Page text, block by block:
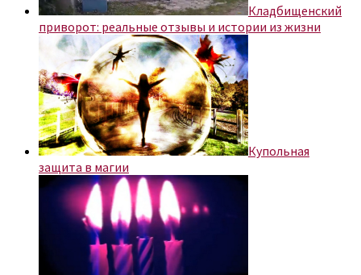
Кладбищенский
приворот: реальные отзывы и истории из жизни
Купольная
защита в магии